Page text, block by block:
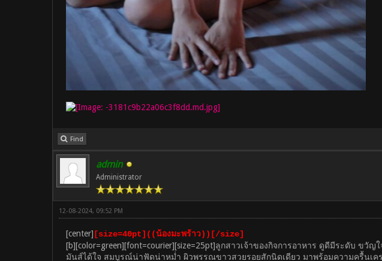
Find
admin
Administrator
12-08-2024, 09:52 PM
[center] [size=40pt]((น้องมะพร้าว))[/size]
[b][color=green][font=courier][size=25pt]ลูกสาวเจ้าของกิจการอาหาร ดูดีมีระดับ ข
มันส์ได้ใจ สมบูรณ์น่าฟัดน่าหม่ำ ผิวพรรณขาวสวยรอยสักนิดเดียว มาพร้อมความครื้นเค